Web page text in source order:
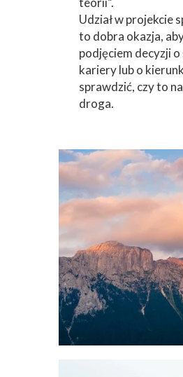
Udział w projekcie
to dobra okazja,
podjęciem decyzji o
kariery lub o
sprawdzić, czy to
droga.